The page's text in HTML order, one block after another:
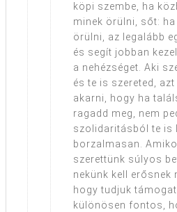
köpi szembe, ha
minek örülni, sőt:
örülni, az legalább
és segít jobban
a nehézséget. Aki
és te is szereted,
akarni, hogy ha
ragadd meg, nem
szolidaritásból te is
borzalmasan.
szerettünk súlyos
nekünk kell erősnek
hogy tudjuk
különösen fontos,